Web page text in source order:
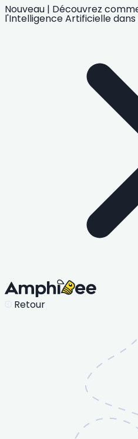
Nouveau | Découvrez
l'Intelligence Artificielle
Retour